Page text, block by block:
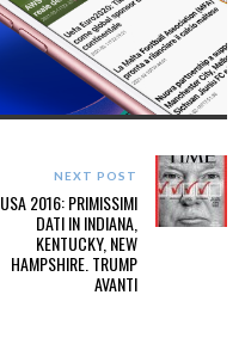
NEXT POST
USA 2016: PRIMISSIMI
DATI IN INDIANA,
KENTUCKY, NEW
HAMPSHIRE. TRUMP
AVANTI